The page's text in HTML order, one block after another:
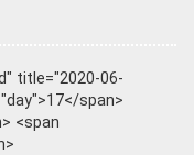
title="2020-06-
span>
<span